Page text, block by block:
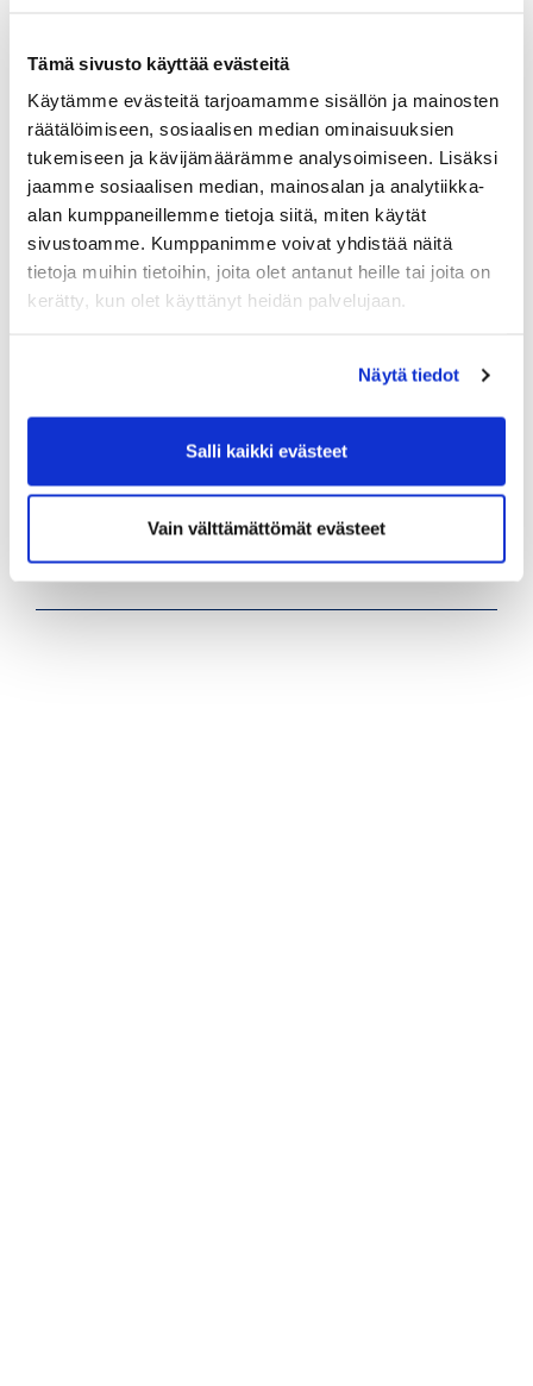
Tämä sivusto käyttää evästeitä
Käytämme evästeitä tarjoamamme sisällön ja mainosten
räätälöimiseen, sosiaalisen median ominaisuuksien
tukemiseen ja kävijämäärämme analysoimiseen. Lisäksi
jaamme sosiaalisen median, mainosalan ja analytiikka-
alan kumppaneillemme tietoja siitä, miten käytät
sivustoamme. Kumppanimme voivat yhdistää näitä
tietoja muihin tietoihin, joita olet antanut heille tai joita on
kerätty, kun olet käyttänyt heidän palvelujaan.
Näytä tiedot
Salli kaikki evästeet
Vain välttämättömät evästeet
Muita kommentteja/ideoita uusien tilaisuuksien
järjestämiseen
Suosittelen tilaisuuteen osallistumista *
En suosittele
Suosittelen mielellään koulutusta
tietosuojaselosteen